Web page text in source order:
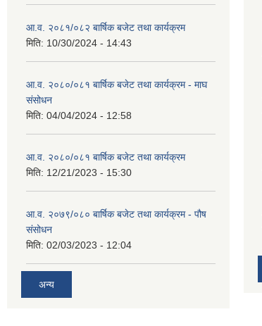
आ.व. २०८१/०८२ बार्षिक बजेट तथा कार्यक्रम
मिति: 10/30/2024 - 14:43
आ.व. २०८०/०८१ बार्षिक बजेट तथा कार्यक्रम - माघ
संसोधन
मिति: 04/04/2024 - 12:58
आ.व. २०८०/०८१ बार्षिक बजेट तथा कार्यक्रम
मिति: 12/21/2023 - 15:30
आ.व. २०७९/०८० बार्षिक बजेट तथा कार्यक्रम - पौष
संसोधन
मिति: 02/03/2023 - 12:04
अन्य